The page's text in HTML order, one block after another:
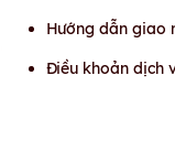
Hướng dẫn giao
Điều khoản dịch